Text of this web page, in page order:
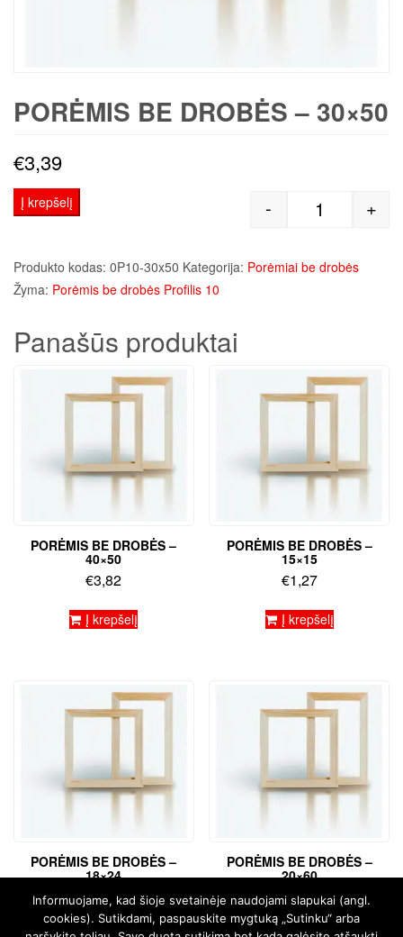
PORĖMIS BE DROBĖS – 30×50
€3,39
produkto
- +
Į krepšelį
Produkto kodas: 0P10-30x50 Kategorija: Porėmiai be drobės
Žyma: Porėmis be drobės Profilis 10
Panašūs produktai
PORĖMIS BE DROBĖS –
40×50
€3,82
Į krepšelį
PORĖMIS BE DROBĖS –
15×15
€1,27
Į krepšelį
PORĖMIS BE DROBĖS –
18×24
€1,78
PORĖMIS BE DROBĖS –
20×60
€ 3,39
Informuojame, kad šioje svetainėje naudojami slapukai (angl.
cookies). Sutikdami, paspauskite mygtuką „Sutinku“ arba